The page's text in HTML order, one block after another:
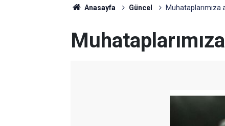
Anasayfa Güncel Muhataplarımıza